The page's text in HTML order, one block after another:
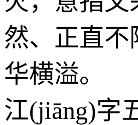
然、正直不
华横溢。
江(jiāng)字